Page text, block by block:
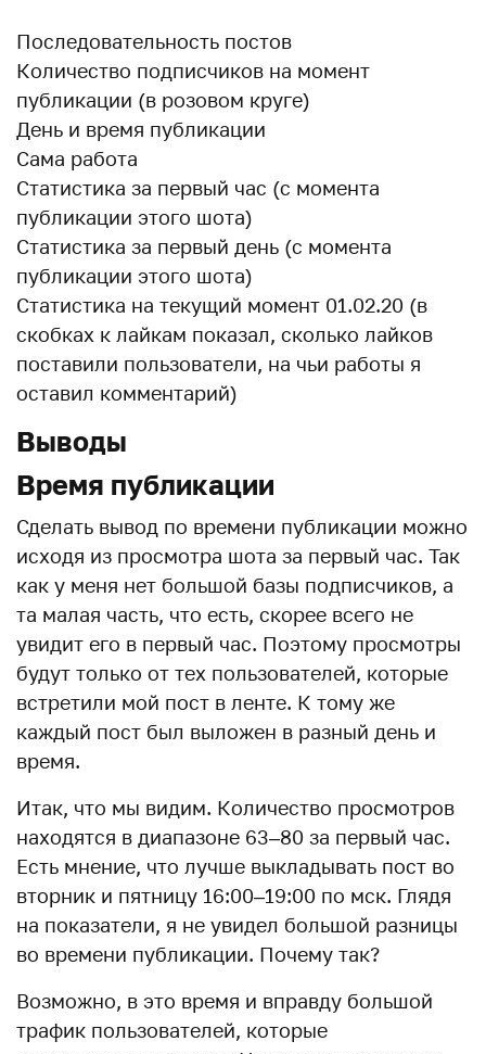
Последовательность постов
Количество подписчиков на момент
публикации (в розовом круге)
День и время публикации
Сама работа
Статистика за первый час (с момента
публикации этого шота)
Статистика за первый день (с момента
публикации этого шота)
Статистика на текущий момент 01.02.20 (в
скобках к лайкам показал, сколько лайков
поставили пользователи, на чьи работы я
оставил комментарий)
Выводы
Время публикации
Сделать вывод по времени публикации можно
исходя из просмотра шота за первый час. Так
как у меня нет большой базы подписчиков, а
та малая часть, что есть, скорее всего не
увидит его в первый час. Поэтому просмотры
будут только от тех пользователей, которые
встретили мой пост в ленте. К тому же
каждый пост был выложен в разный день и
время.
Итак, что мы видим. Количество просмотров
находятся в диапазоне 63–80 за первый час.
Есть мнение, что лучше выкладывать пост во
вторник и пятницу 16:00–19:00 по мск. Глядя
на показатели, я не увидел большой разницы
во времени публикации. Почему так?
Возможно, в это время и вправду большой
трафик пользователей, которые